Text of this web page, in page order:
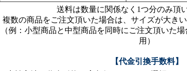
送料は数量に関係なく1つ分のみ頂
複数の商品をご注文頂いた場合は、サイズが大き
（例：小型商品と中型商品を同時にご注文頂いた
用）
【代金引換手数料】